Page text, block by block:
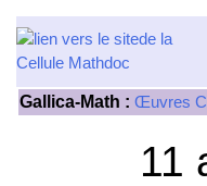
Gallica-Math : Œuvres
11